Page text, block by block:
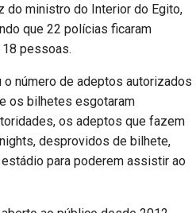
do ministro do Interior do Egito,
que 22 polícias ficaram
pessoas.
número de adeptos autorizados
os bilhetes esgotaram
os adeptos que fazem
desprovidos de bilhete,
para poderem assistir ao